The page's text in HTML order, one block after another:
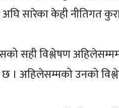
सारेका केही नीतिगत
सही विश्लेषण
। अहिलेसम्मको उनको